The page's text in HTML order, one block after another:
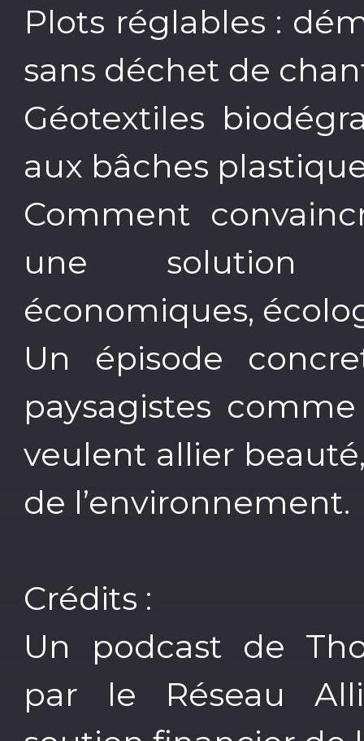
Plots réglables :
sans déchet de
Géotextiles
aux bâches
Comment
une solution
économiques,
Un épisode
paysagistes
veulent allier
de l’environnement.
Crédits :
Un podcast de
par le Réseau